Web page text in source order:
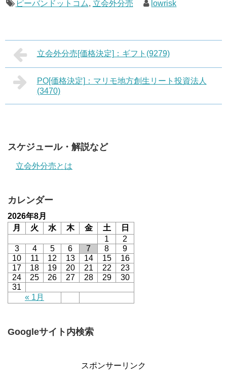
ピーバンドットコム, 立会外分売 lowrisk
立会外分売[価格決定]：ギフト(9279)
PO[価格決定]：マリモ地方創生リート投資法人
(3470)
スケジュール・解説など
立会外分売とは
カレンダー
2026年8月
月
火 水 木 金 土 日
« 1月
1
2
3
4 5 6 7 8
9
10
11 12 13 14 15
16
17
18 19 20 21 22
23
24
25 26 27 28 29
30
31
Googleサイト内検索
スポンサーリンク